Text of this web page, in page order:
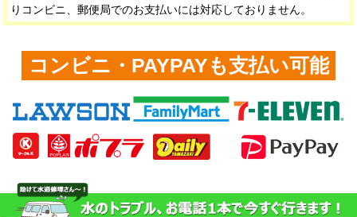
りコンビニ、郵便局でのお支払いには対応しておりません。
コンビニ・PAYPAYも支払い可能